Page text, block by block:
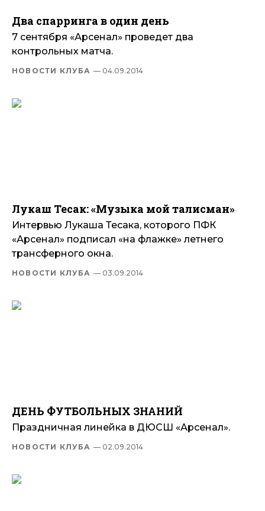
Два спарринга в один день
7 сентября «Арсенал» проведет два
контрольных матча.
НОВОСТИ КЛУБА — 04.09.2014
Лукаш Тесак: «Музыка мой талисман»
Интервью Лукаша Тесака, которого ПФК
«Арсенал» подписал «на флажке» летнего
трансферного окна.
НОВОСТИ КЛУБА — 03.09.2014
ДЕНЬ ФУТБОЛЬНЫХ ЗНАНИЙ
Праздничная линейка в ДЮСШ «Арсенал».
НОВОСТИ КЛУБА — 02.09.2014